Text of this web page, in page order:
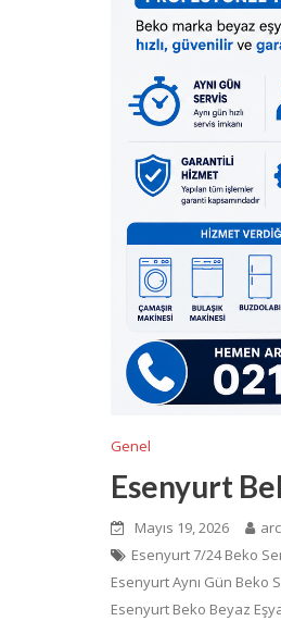
Genel
Esenyurt
Mayıs 19, 2026
Esenyurt 7/24 Beko
Esenyurt Aynı Gün Beko
Esenyurt Beko Beyaz